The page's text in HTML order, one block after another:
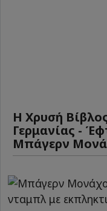
Η Χρυσή
Γερμανίας -
Μπάγερν